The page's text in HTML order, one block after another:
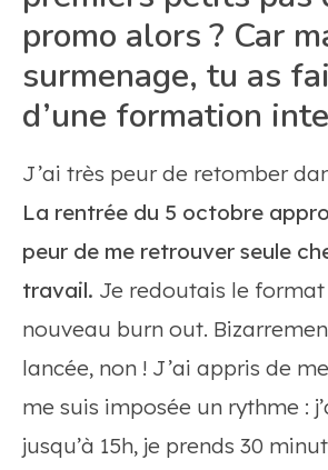
promo alors ? Car
surmenage, tu as
d’une formation
J’ai très peur de retomber
La rentrée du 5 octobre
peur de me retrouver seule
travail. Je redoutais le
nouveau burn out.
lancée, non ! J’ai appris de
me suis imposée un rythme :
jusqu’à 15h, je prends 30